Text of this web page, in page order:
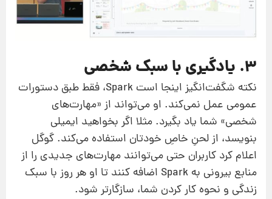
۳. یادگیری با سبک شخصی
نکته‌ شگفت‌انگیز اینجا است Spark، فقط طبق دستورات
عمومی عمل نمی‌کند. او می‌تواند از «مهارت‌های
شخصی» شما یاد بگیرد. مثلا اگر بخواهید ایمیلی
بنویسد، از لحنِ خاصِ خودتان استفاده می‌کند. گوگل
اعلام کرد کاربران حتی می‌توانند مهارت‌های جدیدی را از
منابع بیرونی به Spark اضافه کنند تا او هر روز با سبک
زندگی و نحوه‌ کار کردن شما، سازگارتر شود.